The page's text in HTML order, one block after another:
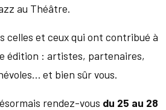
au Théâtre.
celles et ceux qui ont contribué à
édition : artistes, partenaires,
et bien sûr vous.
rendez-vous du 25 au 28